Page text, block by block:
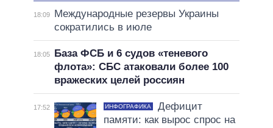
18:09
Международные резервы Украины
сократились в июле
18:05
База ФСБ и 6 судов «теневого
флота»: СБС атаковали более 100
вражеских целей россиян
17:52 ИНФОГРАФИКА
Дефицит
памяти: как вырос спрос на